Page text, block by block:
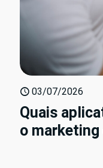
03/07/2026
Quais
o